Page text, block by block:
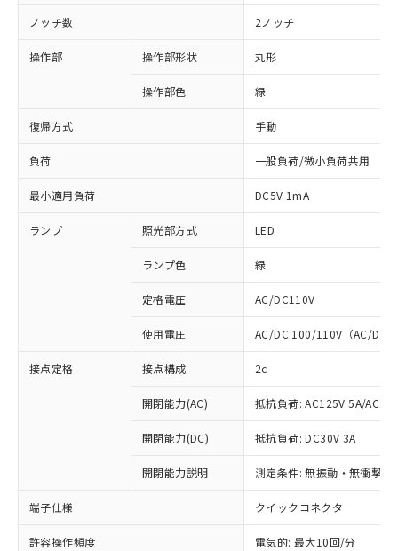
ノッチ数 2ノッチ
操作部 操作部形状 丸形
操作部色 緑
復帰方式 手動
負荷 一般負荷/微小負荷共用
最小適用負荷 DC5V 1mA
ランプ 照光部方式 LED
ランプ色 緑
定格電圧 AC/DC110V
使用電圧 AC/DC 100/110V（AC/DC
接点定格 接点構成 2c
開閉能力(AC) 抵抗負荷: AC125V 5A/
開閉能力(DC) 抵抗負荷: DC30V 3A
開閉能力説明 測定条件: 無振動・無衝撃
端子仕様 クイックコネクタ
許容操作頻度
電気的: 最大10回/分
※1 対応状況
対応済み：EU RoHS指令（10物質）の
非含有に対応した製品が提供可能な商品で
す。
対応予定：EU RoHS指令（10物質）の非含